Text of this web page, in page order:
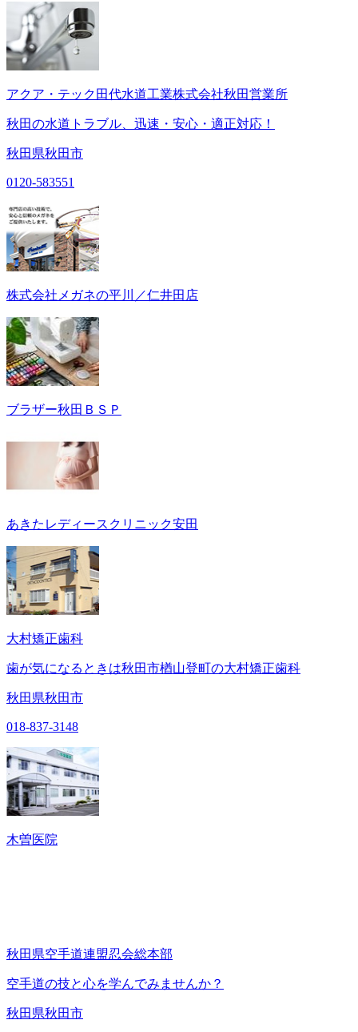
アクア・テック田代水道工業株式会社秋田営業所
秋田の水道トラブル、迅速・安心・適正対応！
秋田県秋田市
0120-583551
株式会社メガネの平川／仁井田店
ブラザー秋田ＢＳＰ
あきたレディースクリニック安田
大村矯正歯科
歯が気になるときは秋田市楢山登町の大村矯正歯科
秋田県秋田市
018-837-3148
木曽医院
秋田県空手道連盟忍会総本部
空手道の技と心を学んでみませんか？
秋田県秋田市